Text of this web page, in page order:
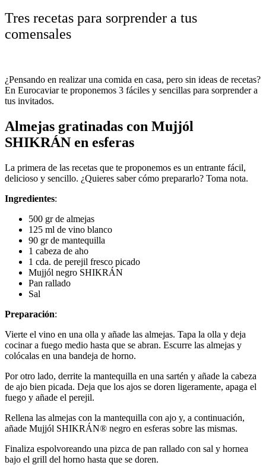
Tres recetas para sorprender a tus
comensales
¿Pensando en realizar una comida en casa, pero sin ideas de recetas?
En Eurocaviar te proponemos 3 fáciles y sencillas para sorprender a
tus invitados.
Almejas gratinadas con Mujjól
SHIKRÁN en esferas
La primera de las recetas que te proponemos es un entrante fácil,
delicioso y sencillo. ¿Quieres saber cómo prepararlo? Toma nota.
Ingredientes:
500 gr de almejas
125 ml de vino blanco
90 gr de mantequilla
1 cabeza de aho
1 cda. de perejil fresco picado
Mujjól negro SHIKRÁN
Pan rallado
Sal
Preparación:
Vierte el vino en una olla y añade las almejas. Tapa la olla y deja
cocinar a fuego medio hasta que se abran. Escurre las almejas y
colócalas en una bandeja de horno.
Por otro lado, derrite la mantequilla en una sartén y añade la cabeza
de ajo bien picada. Deja que los ajos se doren ligeramente, apaga el
fuego y añade el perejil.
Rellena las almejas con la mantequilla con ajo y, a continuación,
añade Mujjól SHIKRÁN® negro en esferas sobre las mismas.
Finaliza espolvoreando una pizca de pan rallado con sal y hornea
bajo el grill del horno hasta que se doren.